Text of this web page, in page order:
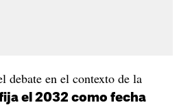
debate en el contexto de la
el 2032 como fecha